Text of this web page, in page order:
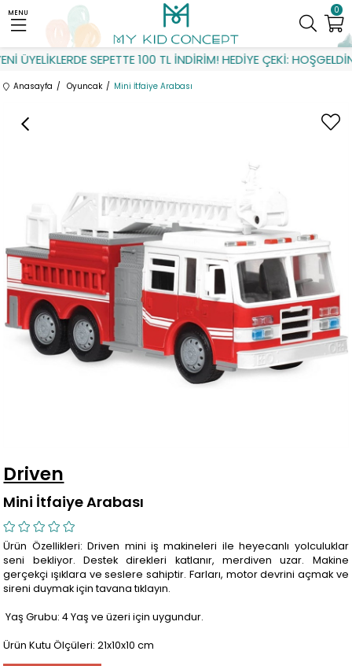
ÜYELİKLERDE SEPETTE 100 TL İNDİRİM! HEDİYE ÇEKİ: HOŞGELDİN
0
MENU
Anasayfa Oyuncak Mini İtfaiye Arabası
Driven
Mini İtfaiye Arabası
Ürün Özellikleri: Driven mini iş makineleri ile heyecanlı yolculuklar
seni bekliyor. Destek direkleri katlanır, merdiven uzar. Makine
gerçekçi ışıklara ve seslere sahiptir. Farları, motor devrini açmak ve
sireni duymak için tavana tıklayın.
Yaş Grubu: 4 Yaş ve üzeri için uygundur.
Ürün Kutu Ölçüleri: 21x10x10 cm